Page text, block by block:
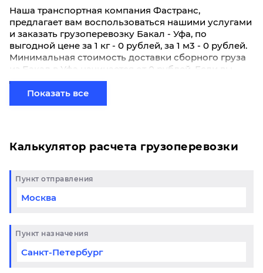
Наша транспортная компания Фастранс,
предлагает вам воспользоваться нашими услугами
и заказать грузоперевозку Бакал - Уфа, по
выгодной цене за 1 кг - 0 рублей, за 1 м3 - 0 рублей.
Минимальная стоимость доставки сборного груза
из Бакал в Уфа начинается от 0 рублей. Если вы
хотите отправить свой груз сборной партией по
готовому маршруту в Уфа и у вас возникли
вопросы, свяжитесь с нашим специалистом на
Показать все
Калькулятор расчета грузоперевозки
Пункт отправления
Пункт назначения